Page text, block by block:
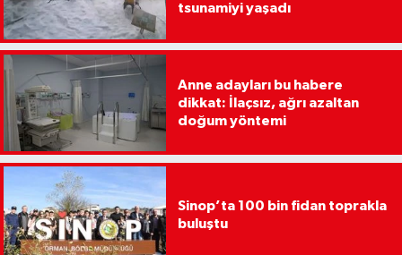
tsunamiyi yaşadı
Anne adayları bu habere
dikkat: İlaçsız, ağrı azaltan
doğum yöntemi
Sinop’ta 100 bin fidan toprakla
buluştu